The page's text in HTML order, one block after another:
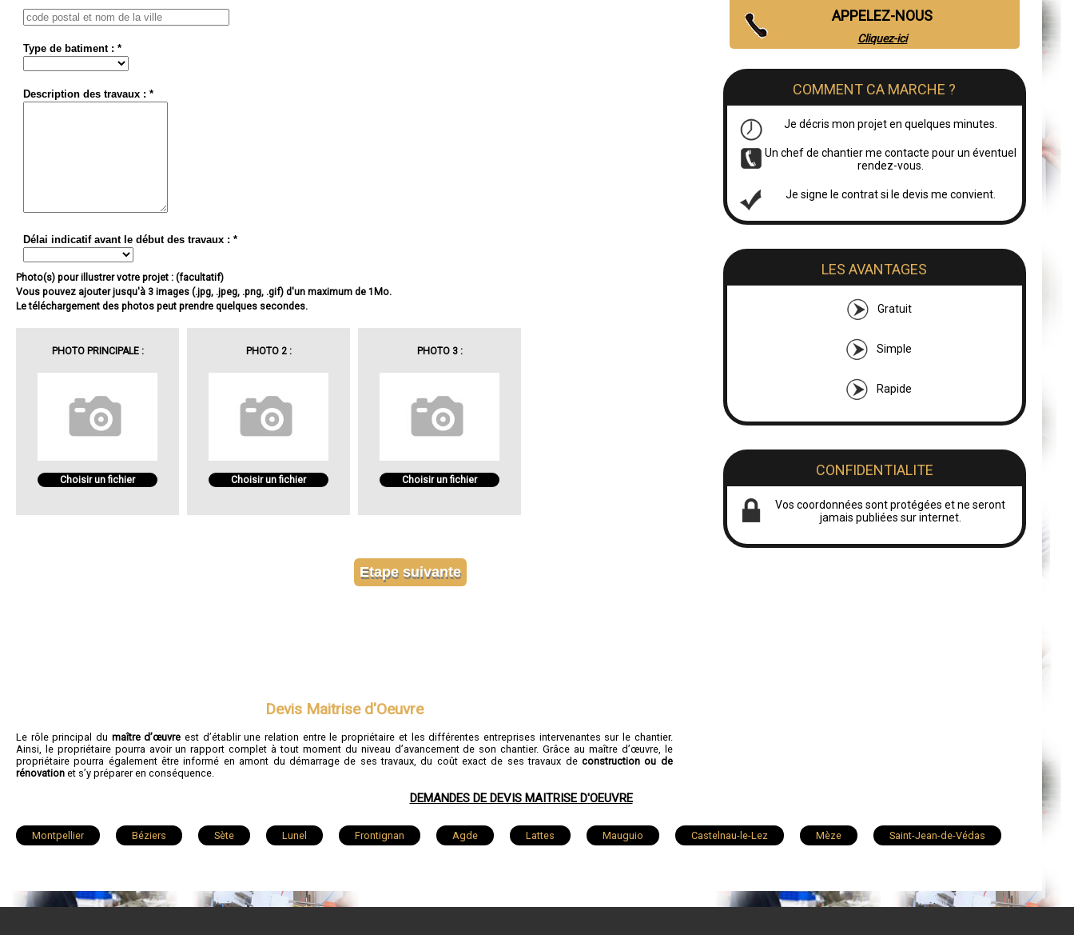
APPELEZ-NOUS
Cliquez-ici
COMMENT CA MARCHE ?
Je décris mon projet en quelques minutes.
Un chef de chantier me contacte pour un éventuel
rendez-vous.
Je signe le contrat si le devis me convient.
LES AVANTAGES
Gratuit
Simple
Rapide
CONFIDENTIALITE
Vos coordonnées sont protégées et ne seront
jamais publiées sur internet.
Type de batiment : *
Description des travaux : *
Délai indicatif avant le début des travaux : *
Photo(s) pour illustrer votre projet : (facultatif)
Vous pouvez ajouter jusqu'à 3 images (.jpg, .jpeg, .png, .gif) d'un maximum de 1Mo.
Le téléchargement des photos peut prendre quelques secondes.
PHOTO PRINCIPALE :
Choisir un fichier
PHOTO 2 :
Choisir un fichier
PHOTO 3 :
Choisir un fichier
Devis Maitrise d'Oeuvre
Le rôle principal du maître d’œuvre est d’établir une relation entre le propriétaire et les différentes entreprises intervenantes sur le chantier.
Ainsi, le propriétaire pourra avoir un rapport complet à tout moment du niveau d’avancement de son chantier. Grâce au maître d’œuvre, le
propriétaire pourra également être informé en amont du démarrage de ses travaux, du coût exact de ses travaux de construction ou de
rénovation et s’y préparer en conséquence.
DEMANDES DE DEVIS MAITRISE D'OEUVRE
Montpellier Béziers Sète Lunel Frontignan Agde Lattes Mauguio Castelnau-le-Lez Mèze Saint-Jean-de-Védas
Bédarieux Sérignan Juvignac Balaruc-les-Bains Fabrègues Baillargues Pignan Grabels Marsillargues Palavas-les-Flots